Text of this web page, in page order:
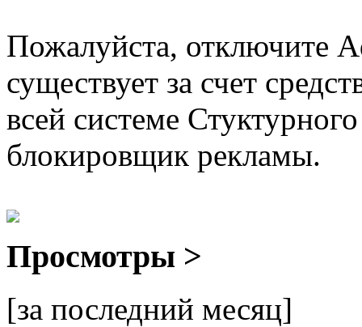
Пожалуйста, отключите
существует за счет
всей системе
блокировщик рекламы.
Просмотры >
[за последний месяц]